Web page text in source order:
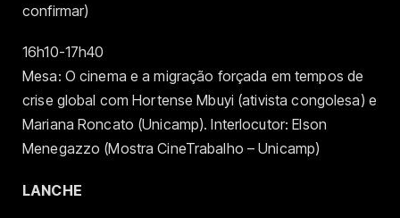
confirmar)
16h10-17h40
Mesa: O cinema e a migração forçada em tempos de
crise global com Hortense Mbuyi (ativista congolesa) e
Mariana Roncato (Unicamp). Interlocutor: Elson
Menegazzo (Mostra CineTrabalho – Unicamp)
LANCHE